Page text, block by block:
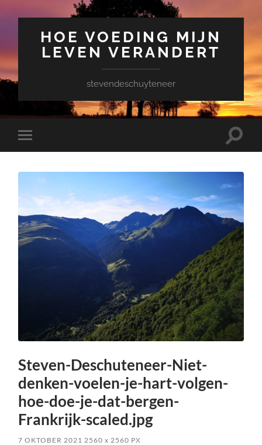
HOE VOEDING MIJN
LEVEN VERANDERT
stevendeschuyteneer
Toggle
mobiel
Toggle
Steven-Deschuteneer-Niet-
denken-voelen-je-hart-volgen-
hoe-doe-je-dat-bergen-
Frankrijk-scaled.jpg
7 OKTOBER 2021 2560x 2560 PX